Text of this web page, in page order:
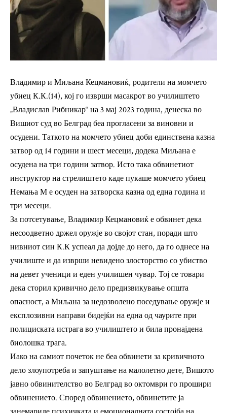
Владимир и Миљана Кецмановиќ, родители на момчето
убиец К.К.(14), кој го изврши масакрот во училиштето
„Владислав Рибникар“ на 3 мај 2023 година, денеска во
Вишиот суд во Белград беа прогласени за виновни и
осудени. Таткото на момчето убиец доби единствена казна
затвор од 14 години и шест месеци, додека Миљана е
осудена на три години затвор. Исто така обвинетиот
инструктор на стрелиштето каде пукаше момчето убиец
Немања М е осуден на затворска казна од една година и
три месеци.
За потсетување, Владимир Кецмановиќ е обвинет дека
несоодветно држел оружје во својот стан, поради што
нивниот син К.К успеал да дојде до него, да го однесе на
училиште и да изврши невидено злосторство со убиство
на девет ученици и еден училишен чувар. Тој се товари
дека сторил кривично дело предизвикување општа
опасност, а Миљана за недозволено поседување оружје и
експлозивни направи бидејќи на една од чаурите при
полициската истрага во училиштето и била пронајдена
биолошка трага.
Иако на самиот почеток не беа обвинети за кривичното
дело злоупотреба и запуштање на малолетно дете, Вишото
јавно обвинителство во Белград во октомври го прошири
обвинението. Според обвинението, обвинетите ја